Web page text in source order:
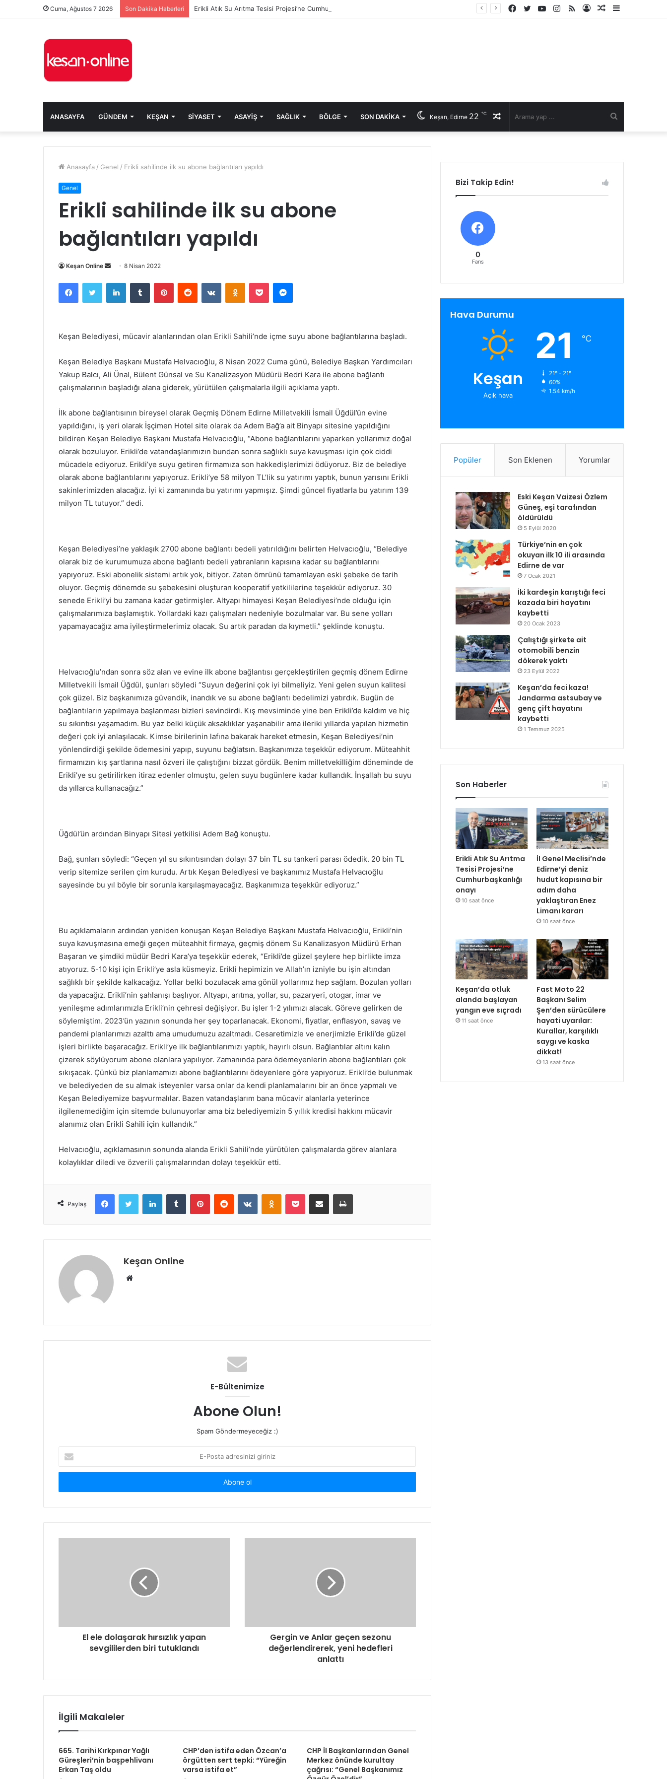
Cuma, Ağustos 7 2026 Son Dakika Haberleri Erikli Atık Su Arıtma Tesisi Projesi’ne Cumhurbaşkanlığı onayı
Kenar
Rastgele
Kayıt
RSS
Instagram
YouTube
Twitter
Facebook
ANASAYFA GÜNDEM KEŞAN SIYASET ASAYIŞ SAĞLIK BÖLGE SON DAKIKA Rastgele
Keşan, Edirne 22 ℃
Anasayfa / Genel / Erikli sahilinde ilk su abone bağlantıları yapıldı
Genel
Erikli sahilinde ilk su abone
bağlantıları yapıldı
Keşan Online
Bir
posta
göndermek
8 Nisan 2022
FacebookTwitter LinkedInTumblr PinterestReddit VKontakteOdnoklassniki
Pocket Messenger
Keşan Belediyesi, mücavir alanlarından olan Erikli Sahili’nde içme suyu abone bağlantılarına başladı.
Keşan Belediye Başkanı Mustafa Helvacıoğlu, 8 Nisan 2022 Cuma günü, Belediye Başkan Yardımcıları
Yakup Balcı, Ali Ünal, Bülent Günsal ve Su Kanalizasyon Müdürü Bedri Kara ile abone bağlantı
çalışmalarının başladığı alana giderek, yürütülen çalışmalarla ilgili açıklama yaptı.
İlk abone bağlantısının bireysel olarak Geçmiş Dönem Edirne Milletvekili İsmail Üğdül’ün evine
yapıldığını, iş yeri olarak İşçimen Hotel site olarak da Adem Bağ’a ait Binyapı sitesine yapıldığını
bildiren Keşan Belediye Başkanı Mustafa Helvacıoğlu, “Abone bağlantılarını yaparken yollarımız doğal
olarak bozuluyor. Erikli’de vatandaşlarımızın bundan sonra sağlıklı suya kavuşması için çok ciddi
mücadele ediyoruz. Erikli’ye suyu getiren firmamıza son hakkedişlerimizi ödüyoruz. Biz de belediye
olarak abone bağlantılarını yapıyoruz. Erikli’ye 58 milyon TL’lik su yatırımı yaptık, bunun yarısını Erikli
sakinlerimizden alacağız. İyi ki zamanında bu yatırımı yapmışız. Şimdi güncel fiyatlarla bu yatırım 139
milyon TL tutuyor.” dedi.
Keşan Belediyesi’ne yaklaşık 2700 abone bağlantı bedeli yatırıldığını belirten Helvacıoğlu, “Belediye
olarak biz de kurumumuza abone bağlantı bedeli yatıranların kapısına kadar su bağlantılarını
yapıyoruz. Eski abonelik sistemi artık yok, bitiyor. Zaten ömrünü tamamlayan eski şebeke de tarih
oluyor. Geçmiş dönemde su şebekesini oluşturan kooperatif yetkililerine teşekkür ediyoruz. 30
senede Erikli’yi bu zamana kadar getirmişler. Altyapı himayesi Keşan Belediyesi’nde olduğu için
çalışmalarımıza başlamıştık. Yollardaki kazı çalışmaları nedeniyle bozulmalar var. Bu sene yolları
yapamayacağız ama iyileştirmelerimiz olacak. Su artık paradan da kıymetli.” şeklinde konuştu.
Helvacıoğlu’ndan sonra söz alan ve evine ilk abone bağlantısı gerçekleştirilen geçmiş dönem Edirne
Milletvekili İsmail Üğdül, şunları söyledi “Suyun değerini çok iyi bilmeliyiz. Yeni gelen suyun kalitesi
çok güzel. Biz başkanımıza güvendik, inandık ve su abone bağlantı bedelimizi yatırdık. Bugün de
bağlantıların yapılmaya başlanması bizleri sevindirdi. Kış mevsiminde yine ben Erikli’de kaldım ve hiç
su sıkıntısı yaşamadım. Bu yaz belki küçük aksaklıklar yaşanabilir ama ileriki yıllarda yapılan hizmetin
değeri çok iyi anlaşılacak. Kimse birilerinin lafına bakarak hareket etmesin, Keşan Belediyesi’nin
yönlendirdiği şekilde ödemesini yapıp, suyunu bağlatsın. Başkanımıza teşekkür ediyorum. Müteahhit
firmamızın kış şartlarına nasıl özveri ile çalıştığını bizzat gördük. Benim milletvekilliğim döneminde de
Erikli’ye su getirilirken itiraz edenler olmuştu, gelen suyu bugünlere kadar kullandık. İnşallah bu suyu
da yıllarca kullanacağız.”
Üğdül’ün ardından Binyapı Sitesi yetkilisi Adem Bağ konuştu.
Bağ, şunları söyledi: “Geçen yıl su sıkıntısından dolayı 37 bin TL su tankeri parası ödedik. 20 bin TL
verip sitemize serilen çim kurudu. Artık Keşan Belediyesi ve başkanımız Mustafa Helvacıoğlu
sayesinde bu yıl böyle bir sorunla karşılaşmayacağız. Başkanımıza teşekkür ediyoruz.”
Bu açıklamaların ardından yeniden konuşan Keşan Belediye Başkanı Mustafa Helvacıoğlu, Erikli’nin
suya kavuşmasına emeği geçen müteahhit firmaya, geçmiş dönem Su Kanalizasyon Müdürü Erhan
Başaran ve şimdiki müdür Bedri Kara’ya teşekkür ederek, “Erikli’de güzel şeylere hep birlikte imza
atıyoruz. 5-10 kişi için Erikli’ye asla küsmeyiz. Erikli hepimizin ve Allah’ın izniyle bu işin altından
sağlıklı bir şekilde kalkacağız. Yollar belki bozulacak ama gönül yollarımız hep sağlam. Bozulan yolları
da yapacağız. Erikli’nin şahlanışı başlıyor. Altyapı, arıtma, yollar, su, pazaryeri, otogar, imar ve
yenileşme adımlarımızla Erikli’nin çehresi değişiyor. Bu işler 1-2 yılımızı alacak. Göreve gelirken de
söylemiştim. 2023’ün yazının sonunda her şey toparlanacak. Ekonomi, fiyatlar, enflasyon, savaş ve
pandemi planlarımızı azalttı ama umudumuzu azaltmadı. Cesaretimizle ve enerjimizle Erikli’de güzel
işleri birlikte başaracağız. Erikli’ye ilk bağlantılarımızı yaptık, hayırlı olsun. Bağlantılar altını kalın
çizerek söylüyorum abone olanlara yapılıyor. Zamanında para ödemeyenlerin abone bağlantıları çok
sıkışacak. Çünkü biz planlamamızı abone bağlantılarını ödeyenlere göre yapıyoruz. Erikli’de bulunmak
ve belediyeden de su almak isteyenler varsa onlar da kendi planlamalarını bir an önce yapmalı ve
Keşan Belediyemize başvurmalılar. Bazen vatandaşlarım bana mücavir alanlarla yeterince
ilgilenemediğim için sitemde bulunuyorlar ama biz belediyemizin 5 yıllık kredisi hakkını mücavir
alanımız olan Erikli Sahili için kullandık.”
Helvacıoğlu, açıklamasının sonunda alanda Erikli Sahili’nde yürütülen çalışmalarda görev alanlara
kolaylıklar diledi ve özverili çalışmalarından dolayı teşekkür etti.
Paylaş
FacebookTwitter LinkedInTumblr PinterestReddit VKontakteOdnoklassniki
Pocket E-Posta ile paylaş Yazdır
Keşan Online
Web
E-Bültenimize
Abone Olun!
Spam Göndermeyeceğiz :)
Posta
adresinizi
El ele dolaşarak hırsızlık yapan
sevgililerden biri tutuklandı
Gergin ve Anlar geçen sezonu
değerlendirerek, yeni hedefleri
anlattı
İlgili Makaleler
665. Tarihi Kırkpınar Yağlı
Güreşleri’nin başpehlivanı
Erkan Taş oldu
CHP’den istifa eden Özcan’a
örgütten sert tepki: “Yüreğin
varsa istifa et”
CHP İl Başkanlarından Genel
Merkez önünde kurultay
çağrısı: “Genel Başkanımız
Bizi Takip Edin!
0
Fans
Hava Durumu
Keşan
Açık hava
21 ℃
21º - 21º
60%
1.54 km/h
Popüler Son Eklenen Yorumlar
Eski Keşan Vaizesi Özlem
Güneş, eşi tarafından
öldürüldü
5 Eylül 2020
Türkiye’nin en çok
okuyan ilk 10 ili arasında
Edirne de var
7 Ocak 2021
İki kardeşin karıştığı feci
kazada biri hayatını
kaybetti
20 Ocak 2023
Çalıştığı şirkete ait
otomobili benzin
dökerek yaktı
23 Eylül 2022
Keşan’da feci kaza!
Jandarma astsubay ve
genç çift hayatını
kaybetti
1 Temmuz 2025
Son Haberler
Erikli Atık Su Arıtma
Tesisi Projesi’ne
Cumhurbaşkanlığı
onayı
10 saat önce
İl Genel Meclisi’nde
Edirne’yi deniz
hudut kapısına bir
adım daha
yaklaştıran Enez
Limanı kararı
10 saat önce
Keşan’da otluk
alanda başlayan
yangın eve sıçradı
11 saat önce
Fast Moto 22
Başkanı Selim
Şen’den sürücülere
hayati uyarılar:
Kurallar, karşılıklı
saygı ve kaska
dikkat!
13 saat önce